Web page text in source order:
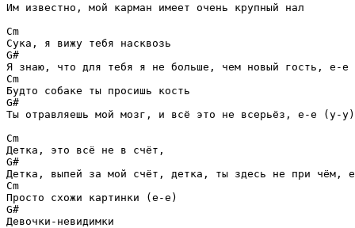
Им известно, мой карман имеет очень крупный нал
Cm
G#
Cm
G#
Ты отравляешь мой мозг, и всё это не всерьёз, е-е (у-у)
Cm
G#
Cm
G#
Девочки-невидимки